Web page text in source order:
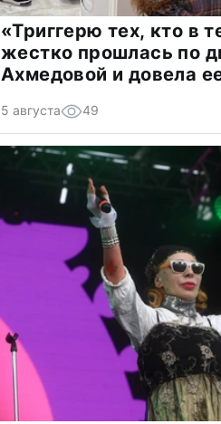
«Триггерю тех, кто в
жестко прошлась по
Ахмедовой и довела
5 августа 49